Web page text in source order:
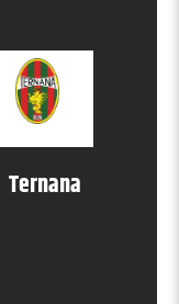
Ternana